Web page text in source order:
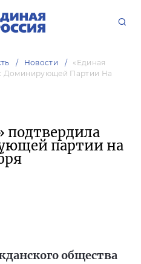
Новости
«Единая
Доминирующей Партии На
подтвердила
партии на
общества